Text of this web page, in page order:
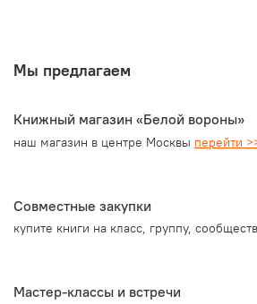
Мы предлагаем
Книжный магазин «Белой вороны»
наш магазин в центре Москвы перейти
Cовместные закупки
купите книги на класс, группу,
Мастер-классы и встречи